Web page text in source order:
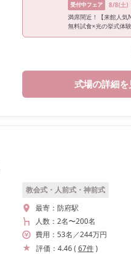
受付中フェア 8/8(土)
満席間近！【来館人気
無料試食×光の挙式体験
式場の詳細を
教会式・人前式・神前式
最寄： 防府駅
人数： 2名〜200名
費用： 53名 ／244万円
評価： 4.46( 67件)